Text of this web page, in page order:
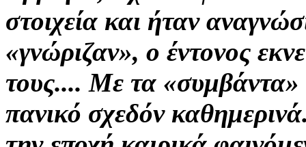
στοιχεία και ήταν
«γνώριζαν», ο έντονος
τους.... Με τα «συμβάντα»
πανικό σχεδόν